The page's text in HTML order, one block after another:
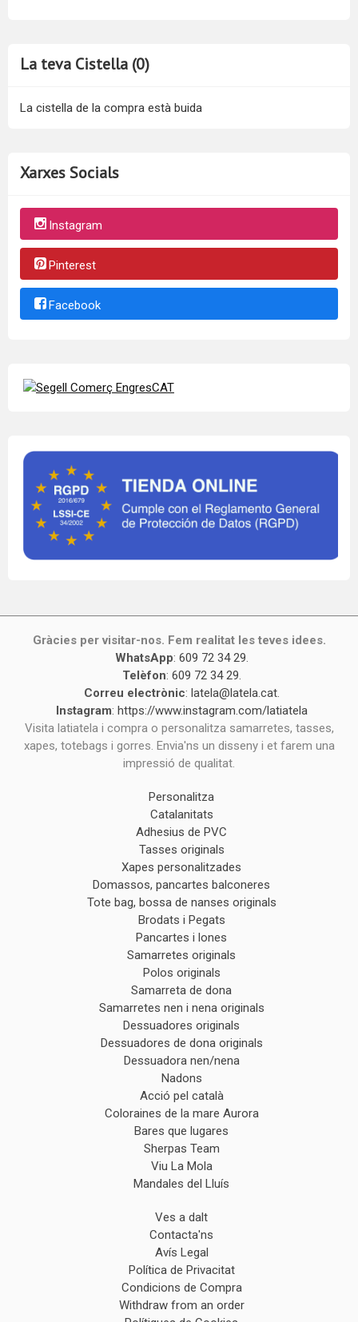
La teva Cistella (0)
La cistella de la compra està buida
Xarxes Socials
Instagram
Pinterest
Facebook
Gràcies per visitar-nos. Fem realitat les teves idees.
WhatsApp: 609 72 34 29.
Telèfon: 609 72 34 29.
Correu electrònic: latela@latela.cat.
Instagram: https://www.instagram.com/latiatela
Visita latiatela i compra o personalitza samarretes, tasses,
xapes, totebags i gorres. Envia'ns un disseny i et farem una
impressió de qualitat.
Personalitza
Catalanitats
Adhesius de PVC
Tasses originals
Xapes personalitzades
Domassos, pancartes balconeres
Tote bag, bossa de nanses originals
Brodats i Pegats
Pancartes i lones
Samarretes originals
Polos originals
Samarreta de dona
Samarretes nen i nena originals
Dessuadores originals
Dessuadores de dona originals
Dessuadora nen/nena
Nadons
Acció pel català
Coloraines de la mare Aurora
Bares que lugares
Sherpas Team
Viu La Mola
Mandales del Lluís
Ves a dalt
Contacta'ns
Avís Legal
Política de Privacitat
Condicions de Compra
Withdraw from an order